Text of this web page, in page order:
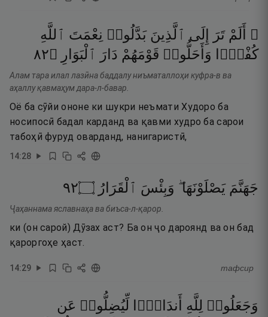
۞ أَلَمْ تَرَ إِلَى ٱلَّذِينَ بَدَّلُوا۟ نِعْمَتَ ٱللَّهِ
كُفْرًۭا
وَأَحَلُّوا۟ قَوْمَهُمْ دَارَ ٱلْبَوَارِ ۝٢٨
Алам тара илал лазӣна баддалу ниъматаллоҳи куфра-в ва
аҳаллу қавмаҳум дара-л-бавар.
Оё ба сӯйи ононе ки шукри неъмати Худоро ба
носипосӣ бадал карданд ва қавми худро ба сарои
табоҳӣ фуруд оварданд, нанигаристӣ,
14:28
جَهَنَّمَ يَصْلَوْنَهَا ۖ وَبِئْسَ ٱلْقَرَارُ ۝٢٩
Ҷаҳаннама яславнаҳа ва биъса-л-қарор.
ки (он сарой) Дӯзах аст? Ба он ҷо дароянд ва он бад
қароргоҳе ҳаст.
14:29 тафсир
وَجَعَلُوا۟ لِلَّهِ أَندَادًۭا لِّيُضِلُّوا۟ عَن